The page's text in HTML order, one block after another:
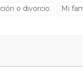
un precio
quería vender
el mejor
o divorcio Mi